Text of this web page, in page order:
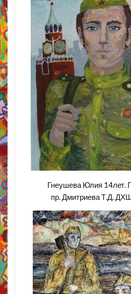
Гнеушева Юлия 14лет.
пр. Дмитриева Т.Д.